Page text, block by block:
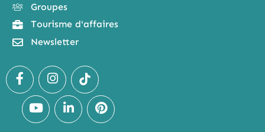
Groupes
Tourisme d'affaires
Newsletter